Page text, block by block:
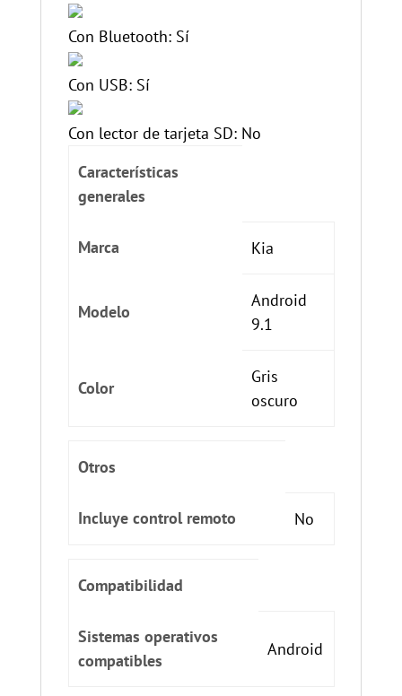
Con Bluetooth: Sí
Con USB: Sí
Con lector de tarjeta SD: No
Características
generales
Marca Kia
Modelo
Android
9.1
Color
Gris
oscuro
Otros
Incluye control remoto No
Compatibilidad
Sistemas operativos
compatibles
Android